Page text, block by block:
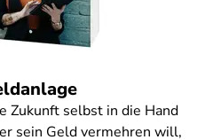
Zukunft selbst in die Hand
sein Geld vermehren will,